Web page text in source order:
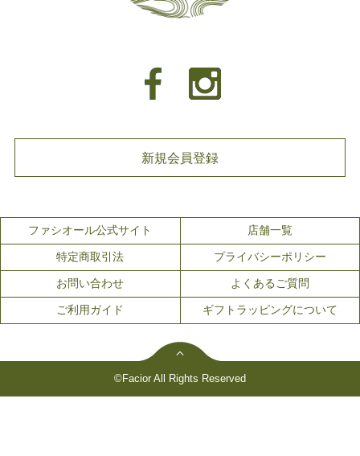
新規会員登録
ファシオール公式サイト 店舗一覧
特定商取引法 プライバシーポリシー
お問い合わせ よくあるご質問
ご利用ガイド ギフトラッピングについて
©Facior All Rights Reserved